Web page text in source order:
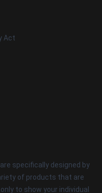
Act
specifically designed by
of products that are
to show your individual